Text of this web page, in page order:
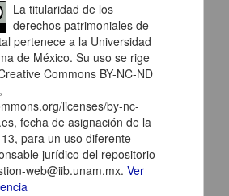
La titularidad de los
derechos patrimoniales de
pertenece a la Universidad
de México. Su uso se rige
Commons BY-NC-ND
licenses/by-nc-
fecha de asignación de la
para un uso diferente
jurídico del repositorio
web@iib.unam.mx.Ver